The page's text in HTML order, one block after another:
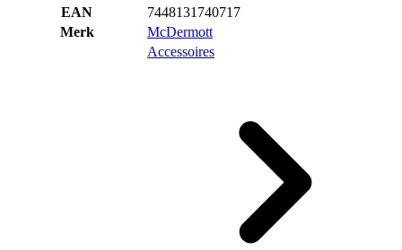
EAN
7448131740717
Merk
McDermott
Accessoires